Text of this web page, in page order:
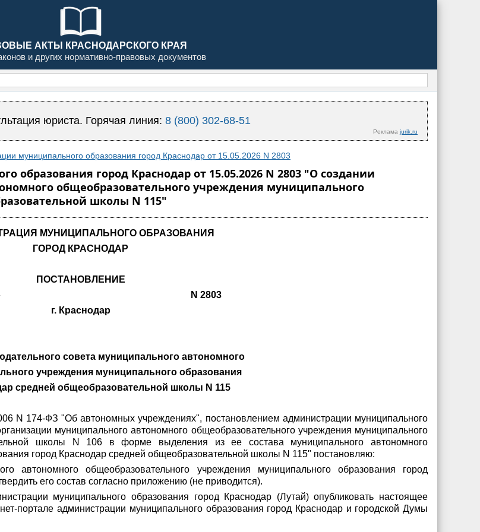
АКТЫ КРАСНОДАРСКОГО КРАЯ
и других нормативно-правовых документов
юриста. Горячая линия: 8 (800) 302-68-51
Реклама jurik.ru
муниципального образования город Краснодар от 15.05.2026 N 2803
образования город Краснодар от 15.05.2026 N 2803 "О создании
общеобразовательного учреждения муниципального
школы N 115"
МУНИЦИПАЛЬНОГО ОБРАЗОВАНИЯ
ГОРОД КРАСНОДАР
ПОСТАНОВЛЕНИЕ
N 2803
г. Краснодар
совета муниципального автономного
учреждения муниципального образования
средней общеобразовательной школы N 115
N 174-ФЗ "Об автономных учреждениях", постановлением администрации муниципального
муниципального автономного общеобразовательного учреждения муниципального
школы N 106 в форме выделения из ее состава муниципального автономного
город Краснодар средней общеобразовательной школы N 115" постановляю:
автономного общеобразовательного учреждения муниципального образования город
его состав согласно приложению (не приводится).
муниципального образования город Краснодар (Лутай) опубликовать настоящее
портале администрации муниципального образования город Краснодар и городской Думы